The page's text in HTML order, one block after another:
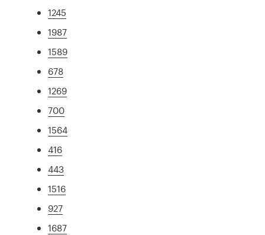
1245
1987
1589
678
1269
700
1564
416
443
1516
927
1687